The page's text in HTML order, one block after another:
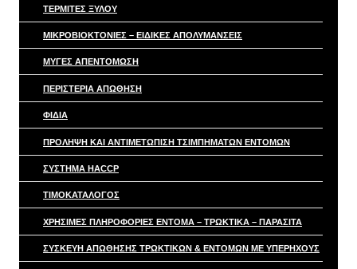
ΤΕΡΜΙΤΕΣ ΞΥΛΟΥ
ΜΙΚΡΟΒΙΟΚΤΟΝΊΕΣ – ΕΙΔΙΚΈΣ ΑΠΟΛΥΜΆΝΣΕΙΣ
ΜΎΓΕΣ ΑΠΕΝΤΌΜΩΣΗ
ΠΕΡΙΣΤΕΡΙΑ ΑΠΩΘΗΣΗ
ΦΙΔΙΑ
ΠΡΟΛΗΨΗ ΚΑΙ ΑΝΤΙΜΕΤΩΠΙΣΗ ΤΣΙΜΠΗΜΑΤΩΝ ΕΝΤΟΜΩΝ
ΣΥΣΤΗΜΑ HACCP
ΤΙΜΟΚΑΤΑΛΟΓΟΣ
ΧΡΗΣΙΜΕΣ ΠΛΗΡΟΦΟΡΙΕΣ ΕΝΤΟΜΑ – ΤΡΩΚΤΙΚΑ – ΠΑΡΑΣΙΤΑ
ΣΥΣΚΕΥΉ ΑΠΏΘΗΣΗΣ ΤΡΩΚΤΙΚΏΝ & ΕΝΤΌΜΩΝ ΜΕ ΥΠΕΡΉΧΟΥΣ